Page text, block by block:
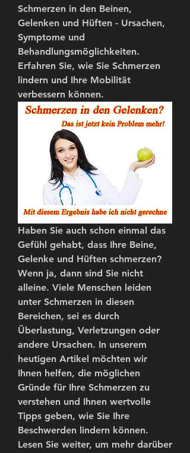
Schmerzen in den Beinen,
Gelenken und Hüften - Ursachen,
Symptome und
Behandlungsmöglichkeiten.
Erfahren Sie, wie Sie Schmerzen
lindern und Ihre Mobilität
verbessern können.
Haben Sie auch schon einmal das
Gefühl gehabt, dass Ihre Beine,
Gelenke und Hüften schmerzen?
Wenn ja, dann sind Sie nicht
alleine. Viele Menschen leiden
unter Schmerzen in diesen
Bereichen, sei es durch
Überlastung, Verletzungen oder
andere Ursachen. In unserem
heutigen Artikel möchten wir
Ihnen helfen, die möglichen
Gründe für Ihre Schmerzen zu
verstehen und Ihnen wertvolle
Tipps geben, wie Sie Ihre
Beschwerden lindern können.
Lesen Sie weiter, um mehr darüber